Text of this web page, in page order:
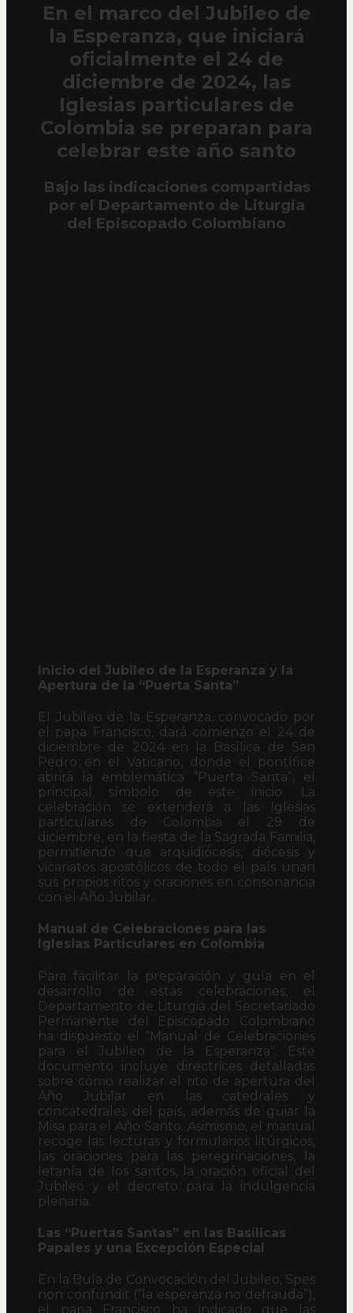
En el marco del Jubileo de
la Esperanza, que iniciará
oficialmente el 24 de
diciembre de 2024, las
Iglesias particulares de
Colombia se preparan para
celebrar este año santo
Bajo las indicaciones compartidas
por el Departamento de Liturgia
del Episcopado Colombiano
Inicio del Jubileo de la Esperanza y la
Apertura de la “Puerta Santa”
El Jubileo de la Esperanza, convocado por
el papa Francisco, dará comienzo el 24 de
diciembre de 2024 en la Basílica de San
Pedro en el Vaticano, donde el pontífice
abrirá la emblemática “Puerta Santa”, el
principal símbolo de este inicio. La
celebración se extenderá a las Iglesias
particulares de Colombia el 29 de
diciembre, en la fiesta de la Sagrada Familia,
permitiendo que arquidiócesis, diócesis y
vicariatos apostólicos de todo el país unan
sus propios ritos y oraciones en consonancia
con el Año Jubilar.
Manual de Celebraciones para las
Iglesias Particulares en Colombia
Para facilitar la preparación y guía en el
desarrollo de estas celebraciones, el
Departamento de Liturgia del Secretariado
Permanente del Episcopado Colombiano
ha dispuesto el “Manual de Celebraciones
para el Jubileo de la Esperanza”. Este
documento incluye directrices detalladas
sobre cómo realizar el rito de apertura del
Año Jubilar en las catedrales y
concatedrales del país, además de guiar la
Misa para el Año Santo. Asimismo, el manual
recoge las lecturas y formularios litúrgicos,
las oraciones para las peregrinaciones, la
letanía de los santos, la oración oficial del
Jubileo y el decreto para la indulgencia
plenaria.
Las “Puertas Santas” en las Basílicas
Papales y una Excepción Especial
En la Bula de Convocación del Jubileo, Spes
non confundit (“la esperanza no defrauda”),
el papa Francisco ha indicado que las